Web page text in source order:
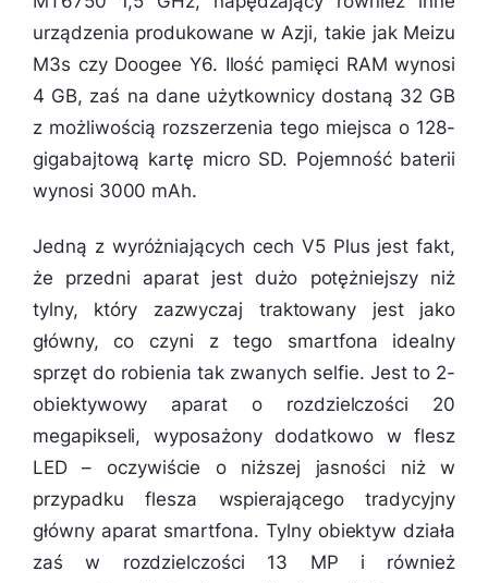
urządzenia produkowane w Azji, takie jak Meizu
M3s czy Doogee Y6. Ilość pamięci RAM wynosi
4 GB, zaś na dane użytkownicy dostaną 32 GB
z możliwością rozszerzenia tego miejsca o 128-
gigabajtową kartę micro SD. Pojemność baterii
wynosi 3000 mAh.
Jedną z wyróżniających cech V5 Plus jest fakt,
że przedni aparat jest dużo potężniejszy niż
tylny, który zazwyczaj traktowany jest jako
główny, co czyni z tego smartfona idealny
sprzęt do robienia tak zwanych selfie. Jest to 2-
obiektywowy aparat o rozdzielczości 20
megapikseli, wyposażony dodatkowo w flesz
LED – oczywiście o niższej jasności niż w
przypadku flesza wspierającego tradycyjny
główny aparat smartfona. Tylny obiektyw działa
zaś w rozdzielczości 13 MP i również